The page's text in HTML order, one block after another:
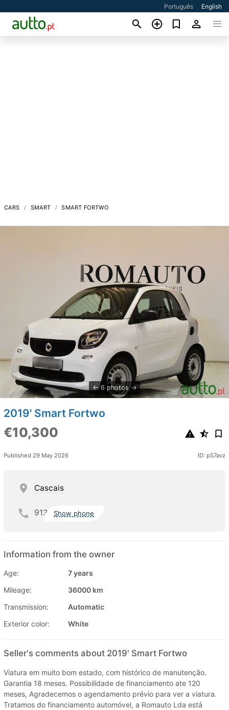
Português English
CARS SMART SMART FORTWO
6 photos
2019' Smart Fortwo
€10,300
Published 29 May 2026 ID: pS7avz
Cascais
913 Show phone
Information from the owner
Age:
7 years
Mileage:
36000 km
Transmission:
Automatic
Exterior color:
White
Seller's comments about 2019' Smart Fortwo
Viatura em muito bom estado, com histórico de manutenção.
Garantia 18 meses. Possibilidade de financiamento ate 120
meses, Agradecemos o agendamento prévio para ver a viatura.
Tratamos do financiamento automóvel, a Romauto Lda está